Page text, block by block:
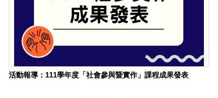
活動報導：111學年度「社會參與暨實作」課程成果發表